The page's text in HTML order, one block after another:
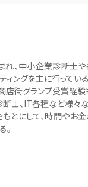
れ、中小企業診断士
ィングを主に行ってい
店街グランプ受賞経験
士、IT各種など様々
とにして、時間やお
。